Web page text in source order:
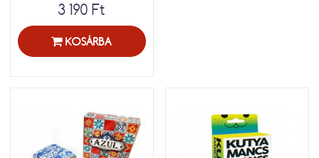
3 190 Ft
KOSÁRBA